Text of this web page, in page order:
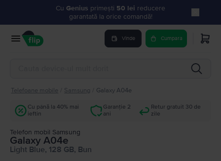
Cu Genius primești 50 lei reducere
garantată la orice comandă!
Vinde Cumpara
Telefoane mobile Samsung Galaxy A04e
Cu până la 40% mai
ieftin
Garanție 2
ani
Retur gratuit 30 de
zile
Telefon mobil Samsung
Galaxy A04e
Light Blue, 128 GB, Bun